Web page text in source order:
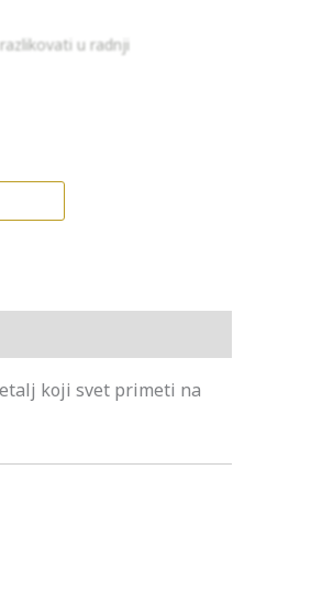
u radnji
koji svet primeti na